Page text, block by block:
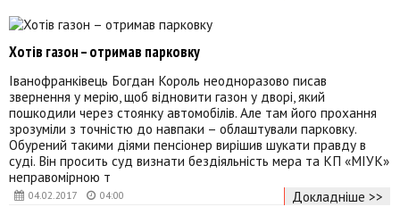
04.02.2017 04:00
Хотів газон – отримав парковку
Іванофранківець Богдан Король неодноразово писав
звернення у мерію, щоб відновити газон у дворі, який
пошкодили через стоянку автомобілів. Але там його прохання
зрозуміли з точністю до навпаки – облаштували парковку.
Обурений такими діями пенсіонер вирішив шукати правду в
суді. Він просить суд визнати бездіяльність мера та КП «МІУК»
неправомірною т
Докладніше >>